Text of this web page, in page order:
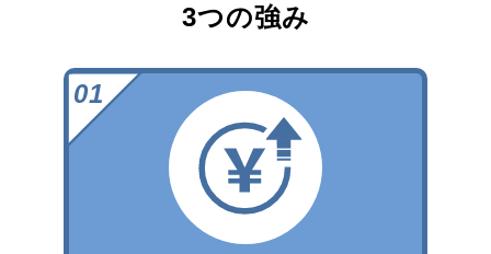
3つの強み